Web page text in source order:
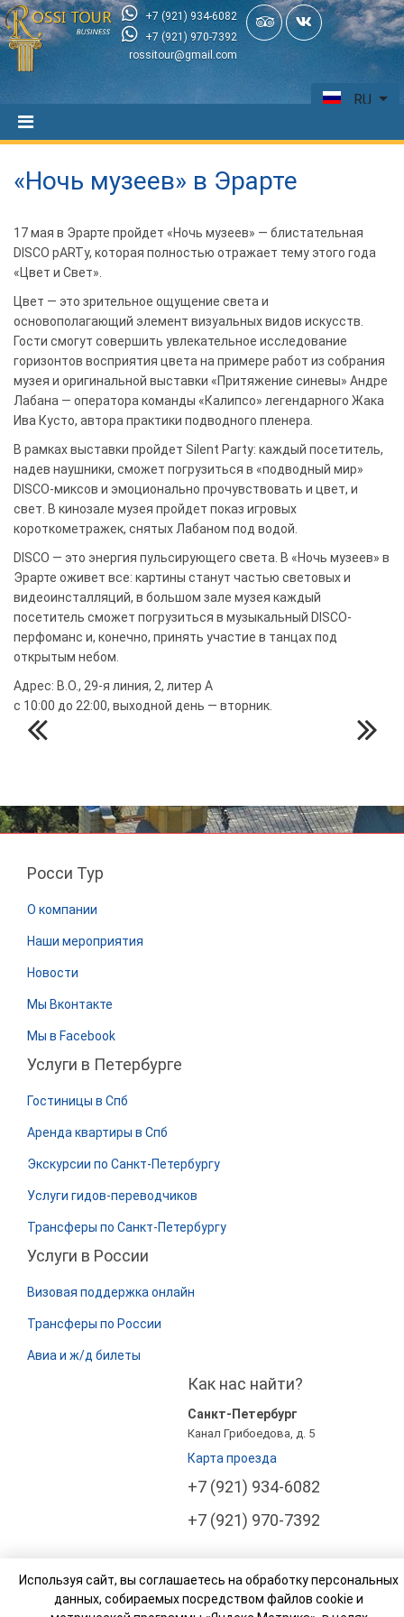
+7 (921) 934-6082
+7 (921) 970-7392
rossitour@gmail.com
RU
«Ночь музеев» в Эрарте
17 мая в Эрарте пройдет «Ночь музеев» — блистательная
DISCO pARTy, которая полностью отражает тему этого года
«Цвет и Свет».
Цвет — это зрительное ощущение света и
основополагающий элемент визуальных видов искусств.
Гости смогут совершить увлекательное исследование
горизонтов восприятия цвета на примере работ из собрания
музея и оригинальной выставки «Притяжение синевы» Андре
Лабана — оператора команды «Калипсо» легендарного Жака
Ива Кусто, автора практики подводного пленера.
В рамках выставки пройдет Silent Party: каждый посетитель,
надев наушники, сможет погрузиться в «подводный мир»
DISCO-миксов и эмоционально прочувствовать и цвет, и
свет. В кинозале музея пройдет показ игровых
короткометражек, снятых Лабаном под водой.
DISCO — это энергия пульсирующего света. В «Ночь музеев» в
Эрарте оживет все: картины станут частью световых и
видеоинсталляций, в большом зале музея каждый
посетитель сможет погрузиться в музыкальный DISCO-
перфоманс и, конечно, принять участие в танцах под
открытым небом.
Адрес: В.О., 29-я линия, 2, литер А
с 10:00 до 22:00, выходной день — вторник.
Росси Тур
О компании
Наши мероприятия
Новости
Мы Вконтакте
Мы в Facebook
Услуги в Петербурге
Гостиницы в Спб
Аренда квартиры в Спб
Экскурсии по Санкт-Петербургу
Услуги гидов-переводчиков
Трансферы по Санкт-Петербургу
Услуги в России
Визовая поддержка онлайн
Трансферы по России
Авиа и ж/д билеты
Как нас найти?
Санкт-Петербург
Канал Грибоедова, д. 5
Карта проезда
+7 (921) 934-6082
+7 (921) 970-7392
© Компания Росси Тур Бизнес (РТ Бизнес). 2003-
Используя сайт, вы соглашаетесь на обработку персональных
данных, собираемых посредством файлов cookie и